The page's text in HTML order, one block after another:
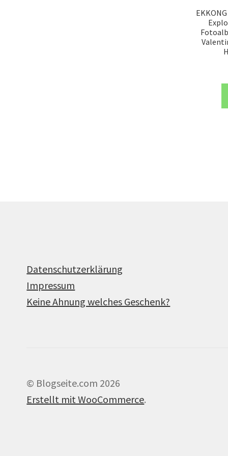
Datenschutzerklärung
Impressum
Keine Ahnung welches Geschenk?
© Blogseite.com 2026
Erstellt mit WooCommerce.